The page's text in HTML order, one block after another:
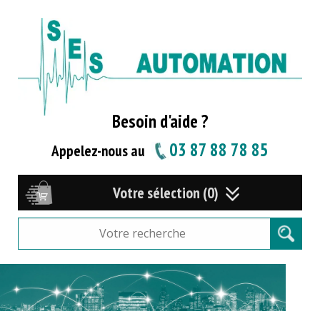
Besoin d'aide ?
Appelez-nous au 03 87 88 78 85
Votre sélection (0)